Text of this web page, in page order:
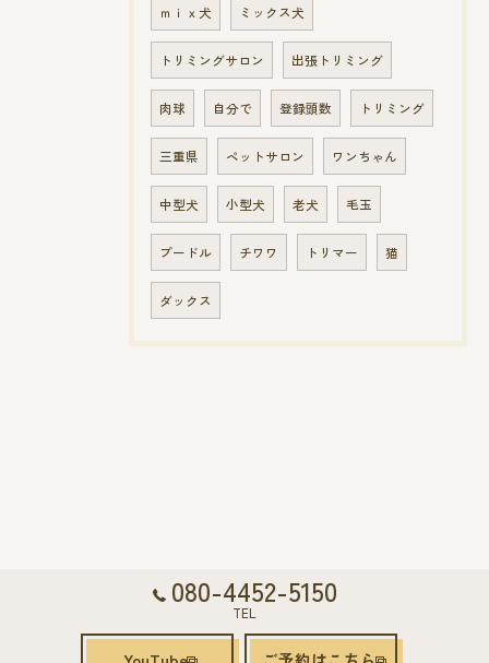
ｍｉｘ犬 ミックス犬
トリミングサロン 出張トリミング
肉球 自分で 登録頭数 トリミング
三重県 ペットサロン ワンちゃん
中型犬 小型犬 老犬 毛玉
プードル チワワ トリマー 猫
ダックス
080-4452-5150
TEL